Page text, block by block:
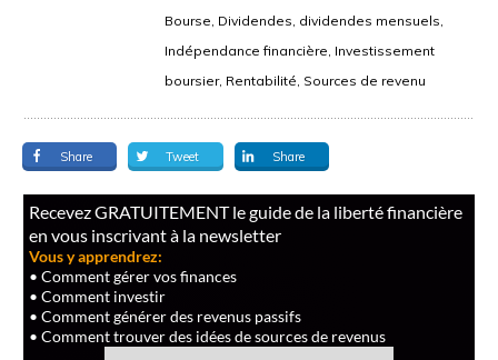
Bourse, Dividendes, dividendes mensuels,
Indépendance financière, Investissement
boursier, Rentabilité, Sources de revenu
Share Tweet Share